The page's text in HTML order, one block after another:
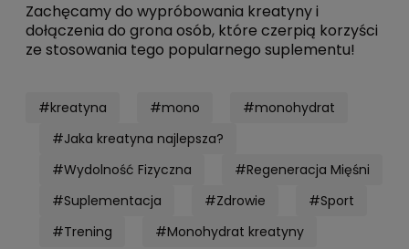
Zachęcamy do wypróbowania kreatyny i
dołączenia do grona osób, które czerpią korzyści
ze stosowania tego popularnego suplementu!
#kreatyna #mono
#monohydrat
#Jaka kreatyna najlepsza?
#Wydolność Fizyczna
#Regeneracja Mięśni
#Suplementacja
#Zdrowie
#Sport
#Trening
#Monohydrat kreatyny